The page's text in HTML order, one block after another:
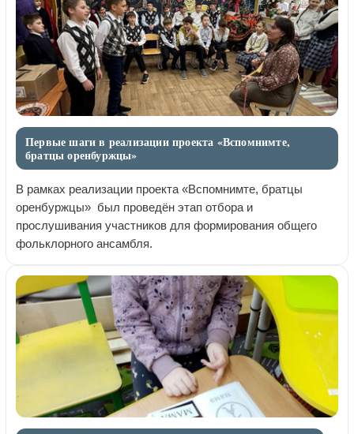
Первые шаги в реализации проекта «Вспомнимте,
братцы оренбуржцы»
В рамках реализации проекта «Вспомнимте, братцы
оренбуржцы» был проведён этап отбора и
прослушивания участников для формирования общего
фольклорного ансамбля.